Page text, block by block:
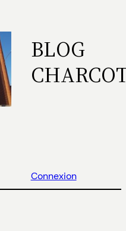
BLOG
Connexion